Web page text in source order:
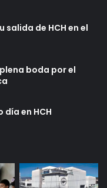
salida de HCH en el
boda por el
en HCH